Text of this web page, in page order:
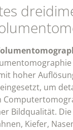
hoher
um
Bildqualität.
Kiefer,